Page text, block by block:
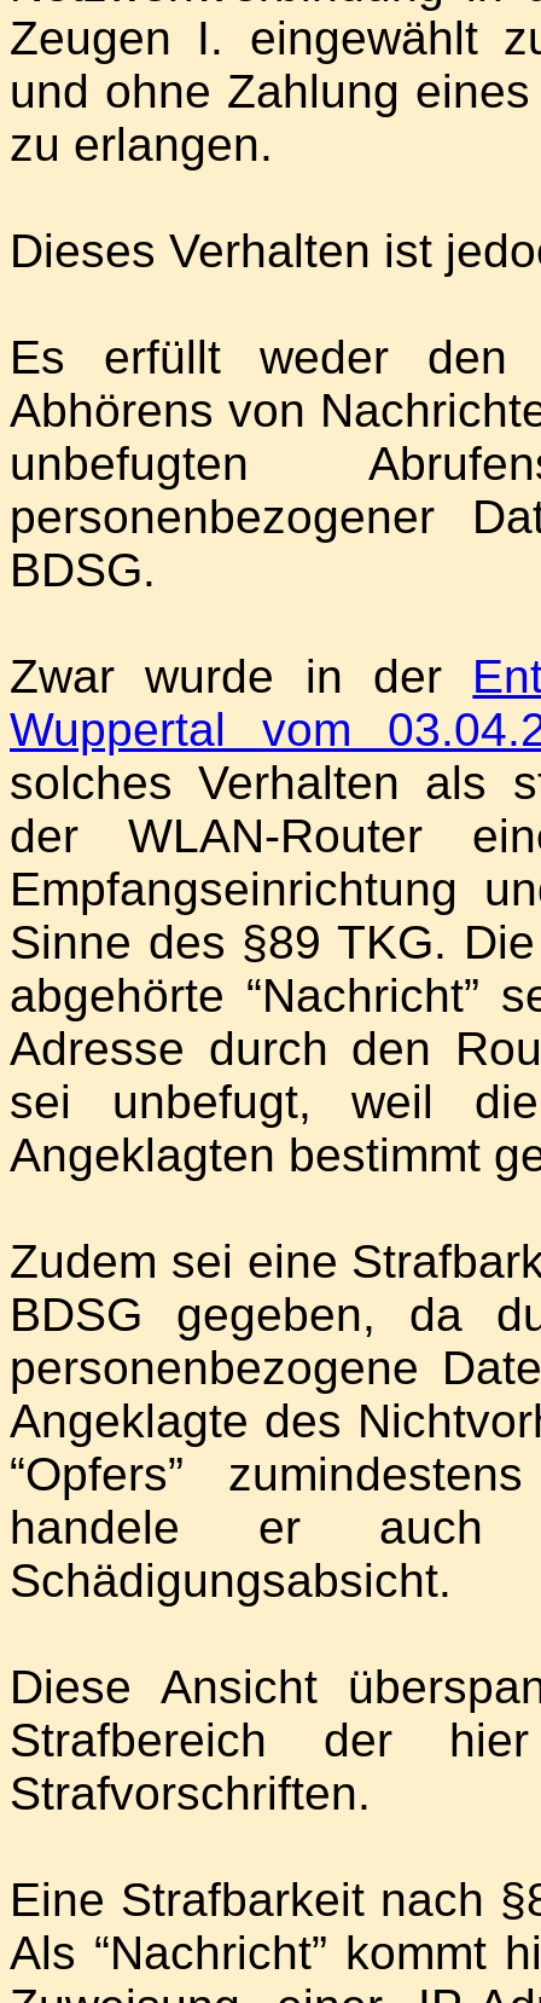
Zeugen I. eingewählt
und ohne Zahlung
zu erlangen.
Dieses Verhalten ist
Es erfüllt weder den
Abhörens von
unbefugten
personenbezogener
BDSG.
Zwar wurde in der
Wuppertal vom
solches Verhalten als
der WLAN-Router
Empfangseinrichtung
Sinne des §89 TKG.
abgehörte “Nachricht”
Adresse durch den
sei unbefugt, weil
Angeklagten bestimmt
Zudem sei eine
BDSG gegeben, da
personenbezogene
Angeklagte des
“Opfers”
handele er auch
Schädigungsabsicht.
Diese Ansicht
Strafbereich der
Strafvorschriften.
Eine Strafbarkeit nach
Als “Nachricht” kommt